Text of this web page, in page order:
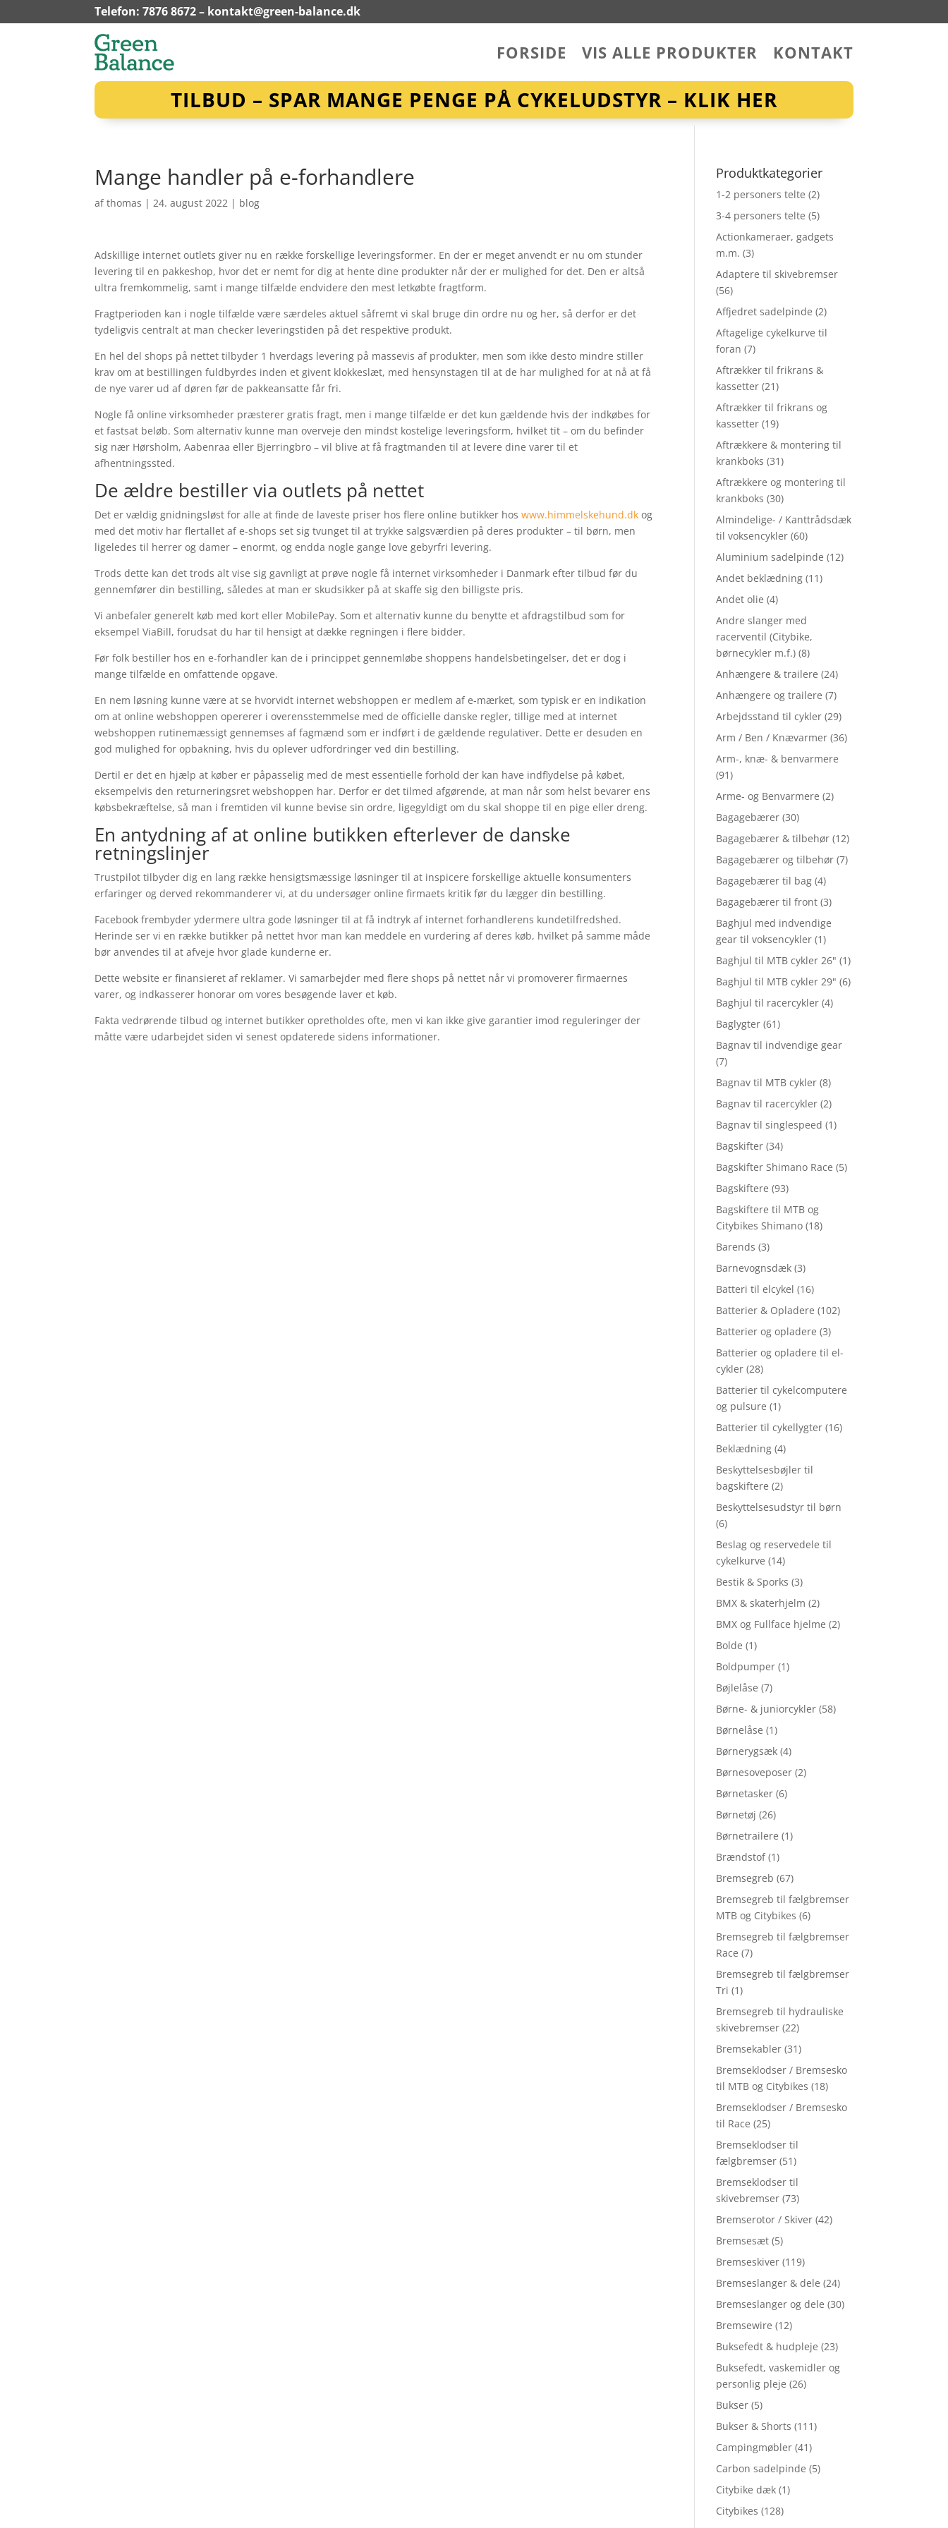
Telefon: 7876 8672 – kontakt@green-balance.dk
FORSIDE VIS ALLE PRODUKTER KONTAKT
TILBUD – SPAR MANGE PENGE PÅ CYKELUDSTYR – KLIK HER
Mange handler på e-forhandlere
afthomas | 24. august 2022 | blog
Adskillige internet outlets giver nu en række forskellige leveringsformer. En der er meget anvendt er nu om stunder
levering til en pakkeshop, hvor det er nemt for dig at hente dine produkter når der er mulighed for det. Den er altså
ultra fremkommelig, samt i mange tilfælde endvidere den mest letkøbte fragtform.
Fragtperioden kan i nogle tilfælde være særdeles aktuel såfremt vi skal bruge din ordre nu og her, så derfor er det
tydeligvis centralt at man checker leveringstiden på det respektive produkt.
En hel del shops på nettet tilbyder 1 hverdags levering på massevis af produkter, men som ikke desto mindre stiller
krav om at bestillingen fuldbyrdes inden et givent klokkeslæt, med hensynstagen til at de har mulighed for at nå at få
de nye varer ud af døren før de pakkeansatte får fri.
Nogle få online virksomheder præsterer gratis fragt, men i mange tilfælde er det kun gældende hvis der indkøbes for
et fastsat beløb. Som alternativ kunne man overveje den mindst kostelige leveringsform, hvilket tit – om du befinder
sig nær Hørsholm, Aabenraa eller Bjerringbro – vil blive at få fragtmanden til at levere dine varer til et
afhentningssted.
De ældre bestiller via outlets på nettet
Det er vældig gnidningsløst for alle at finde de laveste priser hos flere online butikker hoswww.himmelskehund.dk og
med det motiv har flertallet af e-shops set sig tvunget til at trykke salgsværdien på deres produkter – til børn, men
ligeledes til herrer og damer – enormt, og endda nogle gange love gebyrfri levering.
Trods dette kan det trods alt vise sig gavnligt at prøve nogle få internet virksomheder i Danmark efter tilbud før du
gennemfører din bestilling, således at man er skudsikker på at skaffe sig den billigste pris.
Vi anbefaler generelt køb med kort eller MobilePay. Som et alternativ kunne du benytte et afdragstilbud som for
eksempel ViaBill, forudsat du har til hensigt at dække regningen i flere bidder.
Før folk bestiller hos en e-forhandler kan de i princippet gennemløbe shoppens handelsbetingelser, det er dog i
mange tilfælde en omfattende opgave.
En nem løsning kunne være at se hvorvidt internet webshoppen er medlem af e-mærket, som typisk er en indikation
om at online webshoppen opererer i overensstemmelse med de officielle danske regler, tillige med at internet
webshoppen rutinemæssigt gennemses af fagmænd som er indført i de gældende regulativer. Dette er desuden en
god mulighed for opbakning, hvis du oplever udfordringer ved din bestilling.
Dertil er det en hjælp at køber er påpasselig med de mest essentielle forhold der kan have indflydelse på købet,
eksempelvis den returneringsret webshoppen har. Derfor er det tilmed afgørende, at man når som helst bevarer ens
købsbekræftelse, så man i fremtiden vil kunne bevise sin ordre, ligegyldigt om du skal shoppe til en pige eller dreng.
En antydning af at online butikken efterlever de danske
retningslinjer
Trustpilot tilbyder dig en lang række hensigtsmæssige løsninger til at inspicere forskellige aktuelle konsumenters
erfaringer og derved rekommanderer vi, at du undersøger online firmaets kritik før du lægger din bestilling.
Facebook frembyder ydermere ultra gode løsninger til at få indtryk af internet forhandlerens kundetilfredshed.
Herinde ser vi en række butikker på nettet hvor man kan meddele en vurdering af deres køb, hvilket på samme måde
bør anvendes til at afveje hvor glade kunderne er.
Dette website er finansieret af reklamer. Vi samarbejder med flere shops på nettet når vi promoverer firmaernes
varer, og indkasserer honorar om vores besøgende laver et køb.
Fakta vedrørende tilbud og internet butikker opretholdes ofte, men vi kan ikke give garantier imod reguleringer der
måtte være udarbejdet siden vi senest opdaterede sidens informationer.
Produktkategorier
1-2 personers telte (2)
3-4 personers telte (5)
Actionkameraer, gadgets
m.m. (3)
Adaptere til skivebremser
(56)
Affjedret sadelpinde (2)
Aftagelige cykelkurve til
foran (7)
Aftrækker til frikrans &
kassetter (21)
Aftrækker til frikrans og
kassetter (19)
Aftrækkere & montering til
krankboks (31)
Aftrækkere og montering til
krankboks (30)
Almindelige- / Kanttrådsdæk
til voksencykler (60)
Aluminium sadelpinde (12)
Andet beklædning (11)
Andet olie (4)
Andre slanger med
racerventil (Citybike,
børnecykler m.f.) (8)
Anhængere & trailere (24)
Anhængere og trailere (7)
Arbejdsstand til cykler (29)
Arm / Ben / Knævarmer (36)
Arm-, knæ- & benvarmere
(91)
Arme- og Benvarmere (2)
Bagagebærer (30)
Bagagebærer & tilbehør (12)
Bagagebærer og tilbehør (7)
Bagagebærer til bag (4)
Bagagebærer til front (3)
Baghjul med indvendige
gear til voksencykler (1)
Baghjul til MTB cykler 26" (1)
Baghjul til MTB cykler 29" (6)
Baghjul til racercykler (4)
Baglygter (61)
Bagnav til indvendige gear
(7)
Bagnav til MTB cykler (8)
Bagnav til racercykler (2)
Bagnav til singlespeed (1)
Bagskifter (34)
Bagskifter Shimano Race (5)
Bagskiftere (93)
Bagskiftere til MTB og
Citybikes Shimano (18)
Barends (3)
Barnevognsdæk (3)
Batteri til elcykel (16)
Batterier & Opladere (102)
Batterier og opladere (3)
Batterier og opladere til el-
cykler (28)
Batterier til cykelcomputere
og pulsure (1)
Batterier til cykellygter (16)
Beklædning (4)
Beskyttelsesbøjler til
bagskiftere (2)
Beskyttelsesudstyr til børn
(6)
Beslag og reservedele til
cykelkurve (14)
Bestik & Sporks (3)
BMX & skaterhjelm (2)
BMX og Fullface hjelme (2)
Bolde (1)
Boldpumper (1)
Bøjlelåse (7)
Børne- & juniorcykler (58)
Børnelåse (1)
Børnerygsæk (4)
Børnesoveposer (2)
Børnetasker (6)
Børnetøj (26)
Børnetrailere (1)
Brændstof (1)
Bremsegreb (67)
Bremsegreb til fælgbremser
MTB og Citybikes (6)
Bremsegreb til fælgbremser
Race (7)
Bremsegreb til fælgbremser
Tri (1)
Bremsegreb til hydrauliske
skivebremser (22)
Bremsekabler (31)
Bremseklodser / Bremsesko
til MTB og Citybikes (18)
Bremseklodser / Bremsesko
til Race (25)
Bremseklodser til
fælgbremser (51)
Bremseklodser til
skivebremser (73)
Bremserotor / Skiver (42)
Bremsesæt (5)
Bremseskiver (119)
Bremseslanger & dele (24)
Bremseslanger og dele (30)
Bremsewire (12)
Buksefedt & hudpleje (23)
Buksefedt, vaskemidler og
personlig pleje (26)
Bukser (5)
Bukser & Shorts (111)
Campingmøbler (41)
Carbon sadelpinde (5)
Citybike dæk (1)
Citybikes (128)